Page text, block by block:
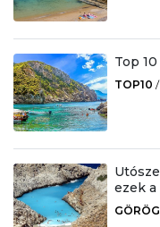
Top
TOP10 /
ezek